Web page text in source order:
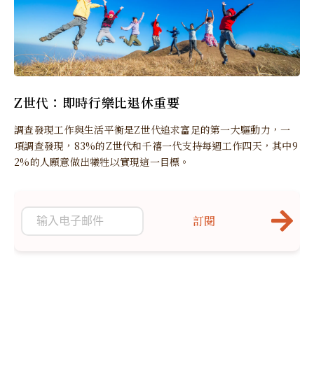
Z世代：即時行樂比退休重要
調查發現工作與生活平衡是Z世代追求富足的第一大驅動力，一
項調查發現，83%的Z世代和千禧一代支持每週工作四天，其中9
2%的人願意做出犧牲以實現這一目標。
訂閱